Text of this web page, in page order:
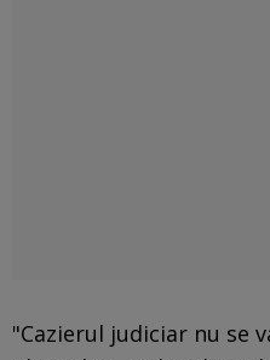
"Cazierul judiciar nu se